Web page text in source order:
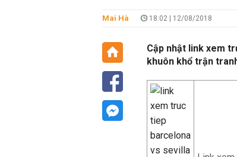
Mai Hà 18:02 | 12/08/2018
Cập nhật link xem
khuôn khổ trận